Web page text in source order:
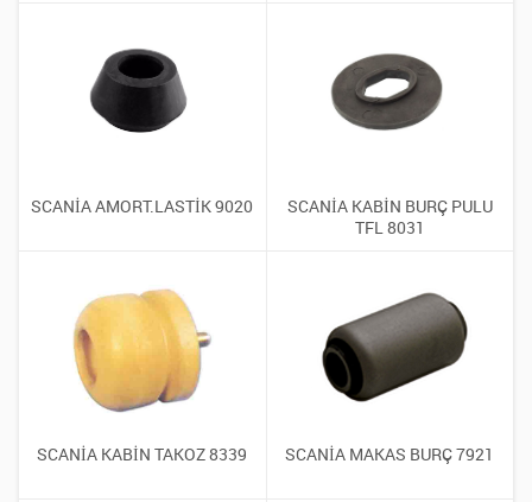
SCANİA AMORT.LASTİK 9020
SCANİA KABİN BURÇ PULU
TFL 8031
SCANİA KABİN TAKOZ 8339 SCANİA MAKAS BURÇ 7921